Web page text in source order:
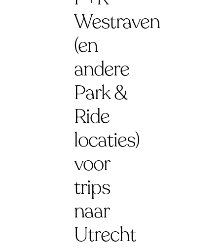
Westraven
(en
andere
Park &
Ride
locaties)
voor
trips
naar
Utrecht